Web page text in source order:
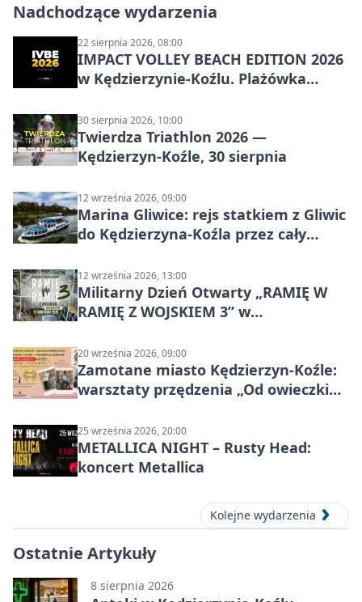
Nadchodzące wydarzenia
22 sierpnia 2026, 08:00
IMPACT VOLLEY BEACH EDITION 2026
w Kędzierzynie-Koźlu. Plażówka
30 sierpnia 2026, 10:00
Twierdza Triathlon 2026 —
Kędzierzyn-Koźle, 30 sierpnia
12 września 2026, 09:00
Marina Gliwice: rejs statkiem z Gliwic
do Kędzierzyna-Koźla przez cały
12 września 2026, 13:00
Militarny Dzień Otwarty „RAMIĘ W
RAMIĘ Z WOJSKIEM 3” w
20 września 2026, 09:00
Zamotane miasto Kędzierzyn-Koźle:
warsztaty przędzenia „Od owieczki
25 września 2026, 20:00
METALLICA NIGHT – Rusty Head:
koncert Metallica
Kolejne wydarzenia
Ostatnie Artykuły
8 sierpnia 2026